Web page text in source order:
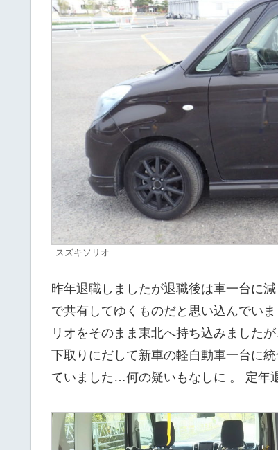
スズキソリオ
昨年退職しましたが退職後は車一台に
で共有してゆくものだと思い込んでい
リオをそのまま東北へ持ち込みました
下取りにだして新車の軽自動車一台に
ていました…何の疑いもなしに 。 定年